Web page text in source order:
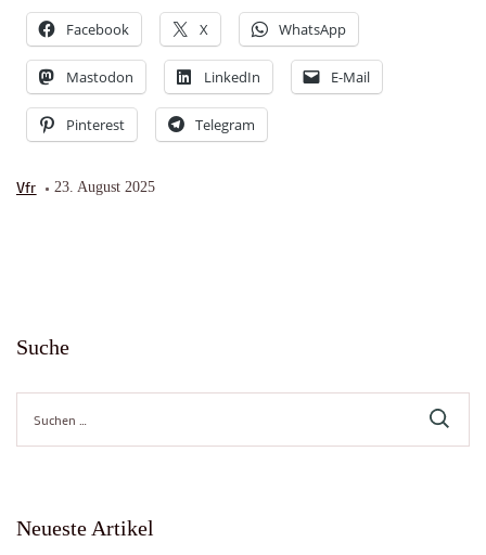
Facebook X WhatsApp
Mastodon LinkedIn E-Mail
Pinterest Telegram
Vfr 23. August 2025
Suche
nach:
Neueste Artikel